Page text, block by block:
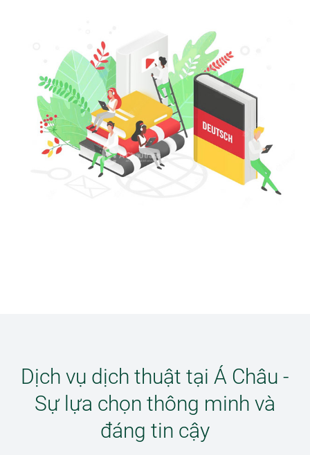
Dịch vụ dịch thuật tại Á Châu -
Sự lựa chọn thông minh và
đáng tin cậy